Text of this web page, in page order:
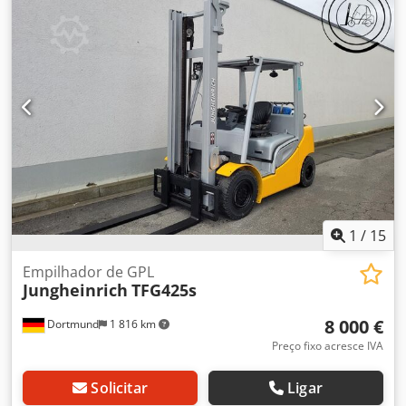
Treibgas, largura de construção:
, Empilhadeiras
GLP centro de carga: 500 Classe ISO: Classe ISO 2 = 1.000 -
2.500 kg Tipo de mastro: Duplex Condição: Não está pronto
para uso Condição técnica: ruim Dsdpfxswmtzho Aipowa
Descrição: Mais dados mediante solicitação deslocamento
lateral, 3ª válvula, luz de trabalho frontal, aquecimento,
grade de proteção de carga, cabine completa, certificado
CE, farol giratório, limpador de para-brisa, assento,
1 / 15
Dortmund 1 816 km
Empilhador de GPL
Jungheinrich TFG425s
8 000 €
Preço fixo acresce IVA
Solicitar Ligar